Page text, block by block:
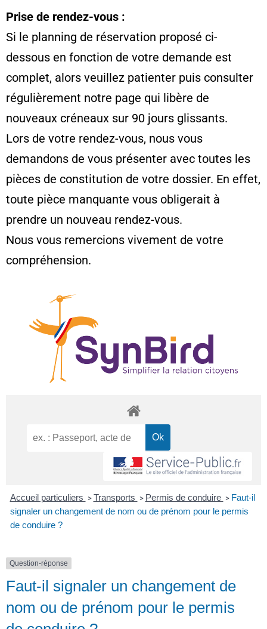
Prise de rendez-vous :
Si le planning de réservation proposé ci-
dessous en fonction de votre demande est
complet, alors veuillez patienter puis consulter
régulièrement notre page qui libère de
nouveaux créneaux sur 90 jours glissants.
Lors de votre rendez-vous, nous vous
demandons de vous présenter avec toutes les
pièces de constitution de votre dossier. En effet,
toute pièce manquante vous obligerait à
prendre un nouveau rendez-vous.
Nous vous remercions vivement de votre
compréhension.
Accueil particuliers > Transports > Permis de conduire > Faut-il
signaler un changement de nom ou de prénom pour le permis
de conduire ?
Question-réponse
Faut-il signaler un changement de
nom ou de prénom pour le permis